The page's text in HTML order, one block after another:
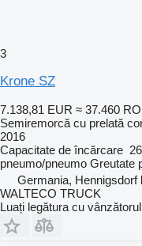
3
Krone SZ
7.138,81 EUR ≈ 37.460
Semiremorcă cu prelată
2016
Capacitate de încărcare
pneumo/pneumo Greutate
Germania, Hennigsdorf
WALTECO TRUCK
Luați legătura cu vânzătorul